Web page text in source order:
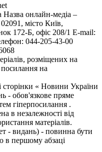
Назва онлайн-медіа –
місто Київ,
172-Б, офіс 208/1 E-mail:
044-205-43-00
розміщених на
посилання на
сторінки « Новини України
- обов'язкове пряме
гіперпосилання .
в незалежності від
матеріалів.
- видань) - повинна бути
в першому абзаці